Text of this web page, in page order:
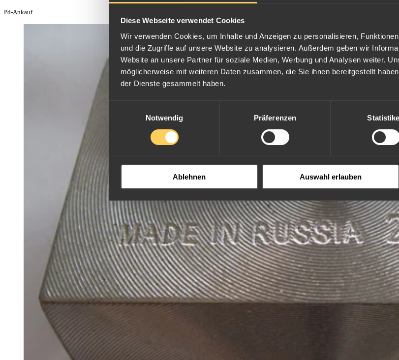
Diese Webseite verwendet Cookies
Wir verwenden Cookies, um Inhalte und Anzeigen zu personalisieren,
und die Zugriffe auf unsere Website zu analysieren. Außerdem geben wir
Website an unsere Partner für soziale Medien, Werbung und Analysen weiter.
möglicherweise mit weiteren Daten zusammen, die Sie ihnen bereitgestellt
der Dienste gesammelt haben.
Notwendig
Präferenzen
Ablehnen Auswahl erlauben
Pd-Ankauf